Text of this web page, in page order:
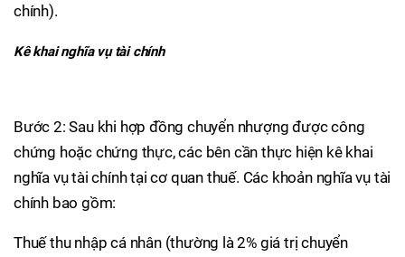
chính).
Kê khai nghĩa vụ tài chính
Bước 2: Sau khi hợp đồng chuyển nhượng được công
chứng hoặc chứng thực, các bên cần thực hiện kê khai
nghĩa vụ tài chính tại cơ quan thuế. Các khoản nghĩa vụ tài
chính bao gồm:
Thuế thu nhập cá nhân (thường là 2% giá trị chuyển